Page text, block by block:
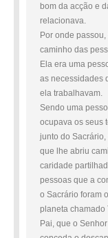
bom da acção e
relacionava.
Por onde
caminho das
Ela era uma
as necessidades
ela trabalhavam.
Sendo uma
ocupava os seus
junto do
que lhe abriu
caridade
pessoas que a
o Sacrário foram
planeta chamado
Pai, que o